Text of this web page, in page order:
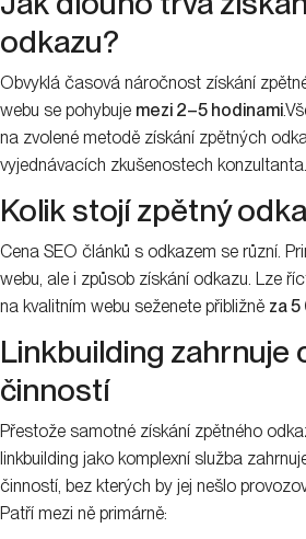
odkazu?
Obvyklá časová náročnost získání
webu se pohybuje mezi 2–5 hodinami
na zvolené metodě získání zpětných
vyjednávacích zkušenostech konzultanta.
Kolik stojí zpětný
Cena SEO článků s odkazem se různí.
webu, ale i způsob získání odkazu. Lze
na kvalitním webu seženete přibližně za 5
Linkbuilding zahrnuje
činností
Přestože samotné získání zpětného
linkbuilding jako komplexní služba
činností, bez kterých by jej nešlo
Patří mezi ně primárně: